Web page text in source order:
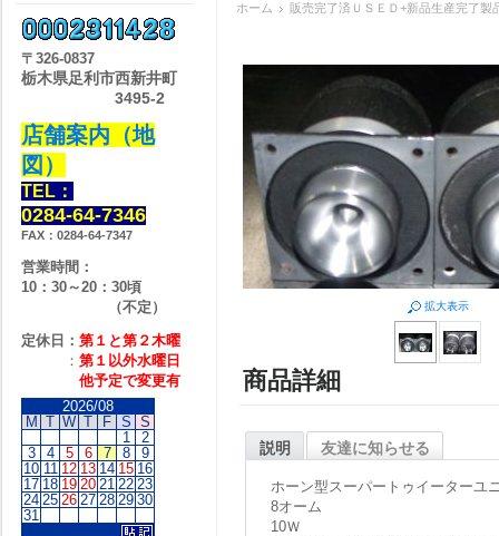
ホーム 販売完了済ＵＳＥＤ+新品生産完了製
拡大表示
商品詳細
説明 友達に知らせる
ホーン型スーパートゥイーターユ
8オーム
10Ｗ
〒 326-0837
栃木県足利市西新井町
3495-2
店舗案内（地
図）
TEL：
0284-64-7346
FAX：0284-64-7347
営業時間：
10：30～20：30頃
（不定）
定休日： 第１と第２木曜
： 第１以外水曜日
他予定で変更有
2026/08
M T W T F S S
1
2
3
4 5 6 7 8
9
10 11 12 13 14 15 16
17 18 19 20 21 22 23
24 25 26 27 28 29 30
31